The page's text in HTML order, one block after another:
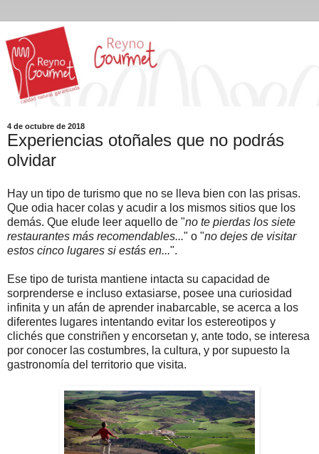
4 de octubre de 2018
Experiencias otoñales que no podrás
olvidar
Hay un tipo de turismo que no se lleva bien con las prisas.
Que odia hacer colas y acudir a los mismos sitios que los
demás. Que elude leer aquello de "no te pierdas los siete
restaurantes más recomendables..." o "no dejes de visitar
estos cinco lugares si estás en...".
Ese tipo de turista mantiene intacta su capacidad de
sorprenderse e incluso extasiarse, posee una curiosidad
infinita y un afán de aprender inabarcable, se acerca a los
diferentes lugares intentando evitar los estereotipos y
clichés que constriñen y encorsetan y, ante todo, se interesa
por conocer las costumbres, la cultura, y por supuesto la
gastronomía del territorio que visita.